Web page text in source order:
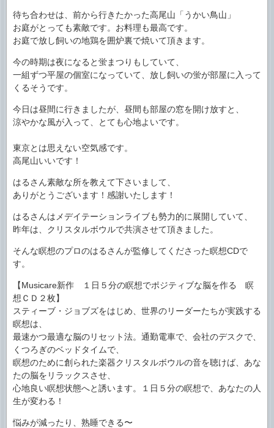
待ち合わせは、前から行きたかった高尾山「うかい鳥山」
お庭がとっても素敵です。お料理も最高です。
お庭で放し飼いの地鶏を囲炉裏で焼いて頂きます。
今の時期は夜になると蛍まつりもしていて、
一組ずつ平屋の個室になっていて、放し飼いの蛍が部屋に 入って
くるそうです。
今日は昼間に行きましたが、昼間も部屋の窓を開け放すと
涼やかな風が入って、とても心地よいです。
東京とは思えない空気感です。
高尾山いいです！
はるさん素敵な所を教えて下さいまして、
ありがとうございます！感謝いたします！
はるさんはメデイテーションライブも勢力的に展開していて、
昨年は、クリスタルボウルで共演させて頂きました。
そんな瞑想のプロのはるさんが監修してくださった瞑想CDで
す。
【Musicare新作 １日５分の瞑想でポジティブな脳を作る 瞑
想ＣＤ２枚】
スティーブ・ジョブズをはじめ、世界のリーダーたちが実践する
瞑想は、
最速かつ最適な脳のリセット法。通勤電車で、会社のデスクで、
くつろぎのベッドタイムで、
瞑想のために創られた楽器クリスタルボウルの音を聴けば 、あな
たの脳をリラックスさせ、
心地良い瞑想状態へと誘います。１日５分の瞑想で、あなたの人
生が変わる！
悩みが減ったり、熟睡できる〜